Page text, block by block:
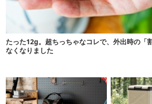
たった12g。超ちっちゃなコレで、外出時の「
なくなりました